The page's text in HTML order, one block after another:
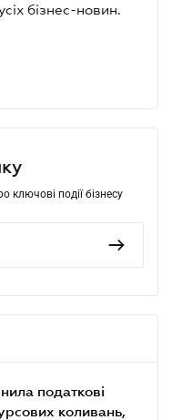
бізнес-новин.
ключові події бізнесу
податкові
коливань,